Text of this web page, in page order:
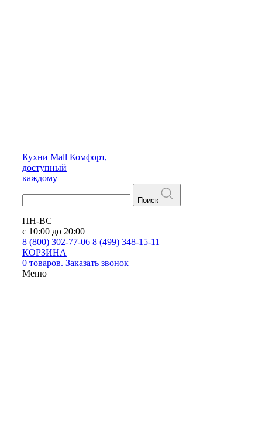
Кухни Mall Комфорт,
доступный
каждому
Поиск
ПН-ВС
с 10:00 до 20:00
8 (800) 302-77-06 8 (499) 348-15-11
КОРЗИНА
0 товаров. Заказать звонок
Меню